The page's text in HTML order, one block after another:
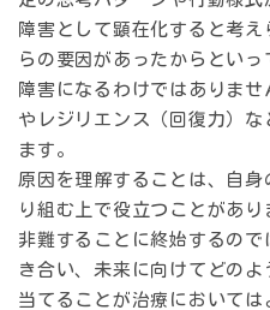
障害として顕在化すると考
らの要因があったからとい
障害になるわけではありま
やレジリエンス（回復力）
ます。
原因を理解することは、自
り組む上で役立つことがあ
非難することに終始するの
き合い、未来に向けてどの
当てることが治療においては